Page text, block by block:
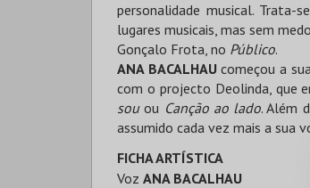
personalidade musical. Trata-
lugares musicais, mas sem
Gonçalo Frota, no Público.
ANA BACALHAUcomeçou a
com o projecto Deolinda, que
souou Canção ao lado. Além
assumido cada vez mais a sua
FICHA ARTÍSTICA
Voz ANA BACALHAU